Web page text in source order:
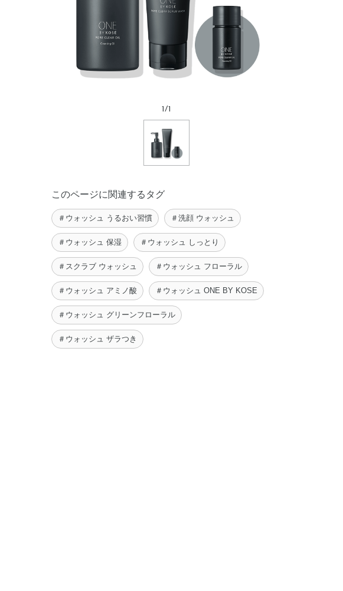
1/1
このページに関連するタグ
＃ウォッシュ うるおい習慣 ＃洗顔 ウォッシュ
＃ウォッシュ 保湿 ＃ウォッシュ しっとり
＃スクラブ ウォッシュ ＃ウォッシュ フローラル
＃ウォッシュ アミノ酸 ＃ウォッシュ ONE BY KOSE
＃ウォッシュ グリーンフローラル
＃ウォッシュ ザラつき